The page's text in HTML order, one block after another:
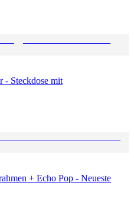
- Steckdose mit
+ Echo Pop - Neueste